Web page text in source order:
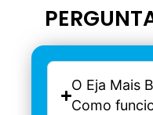
O Eja Mais
Como